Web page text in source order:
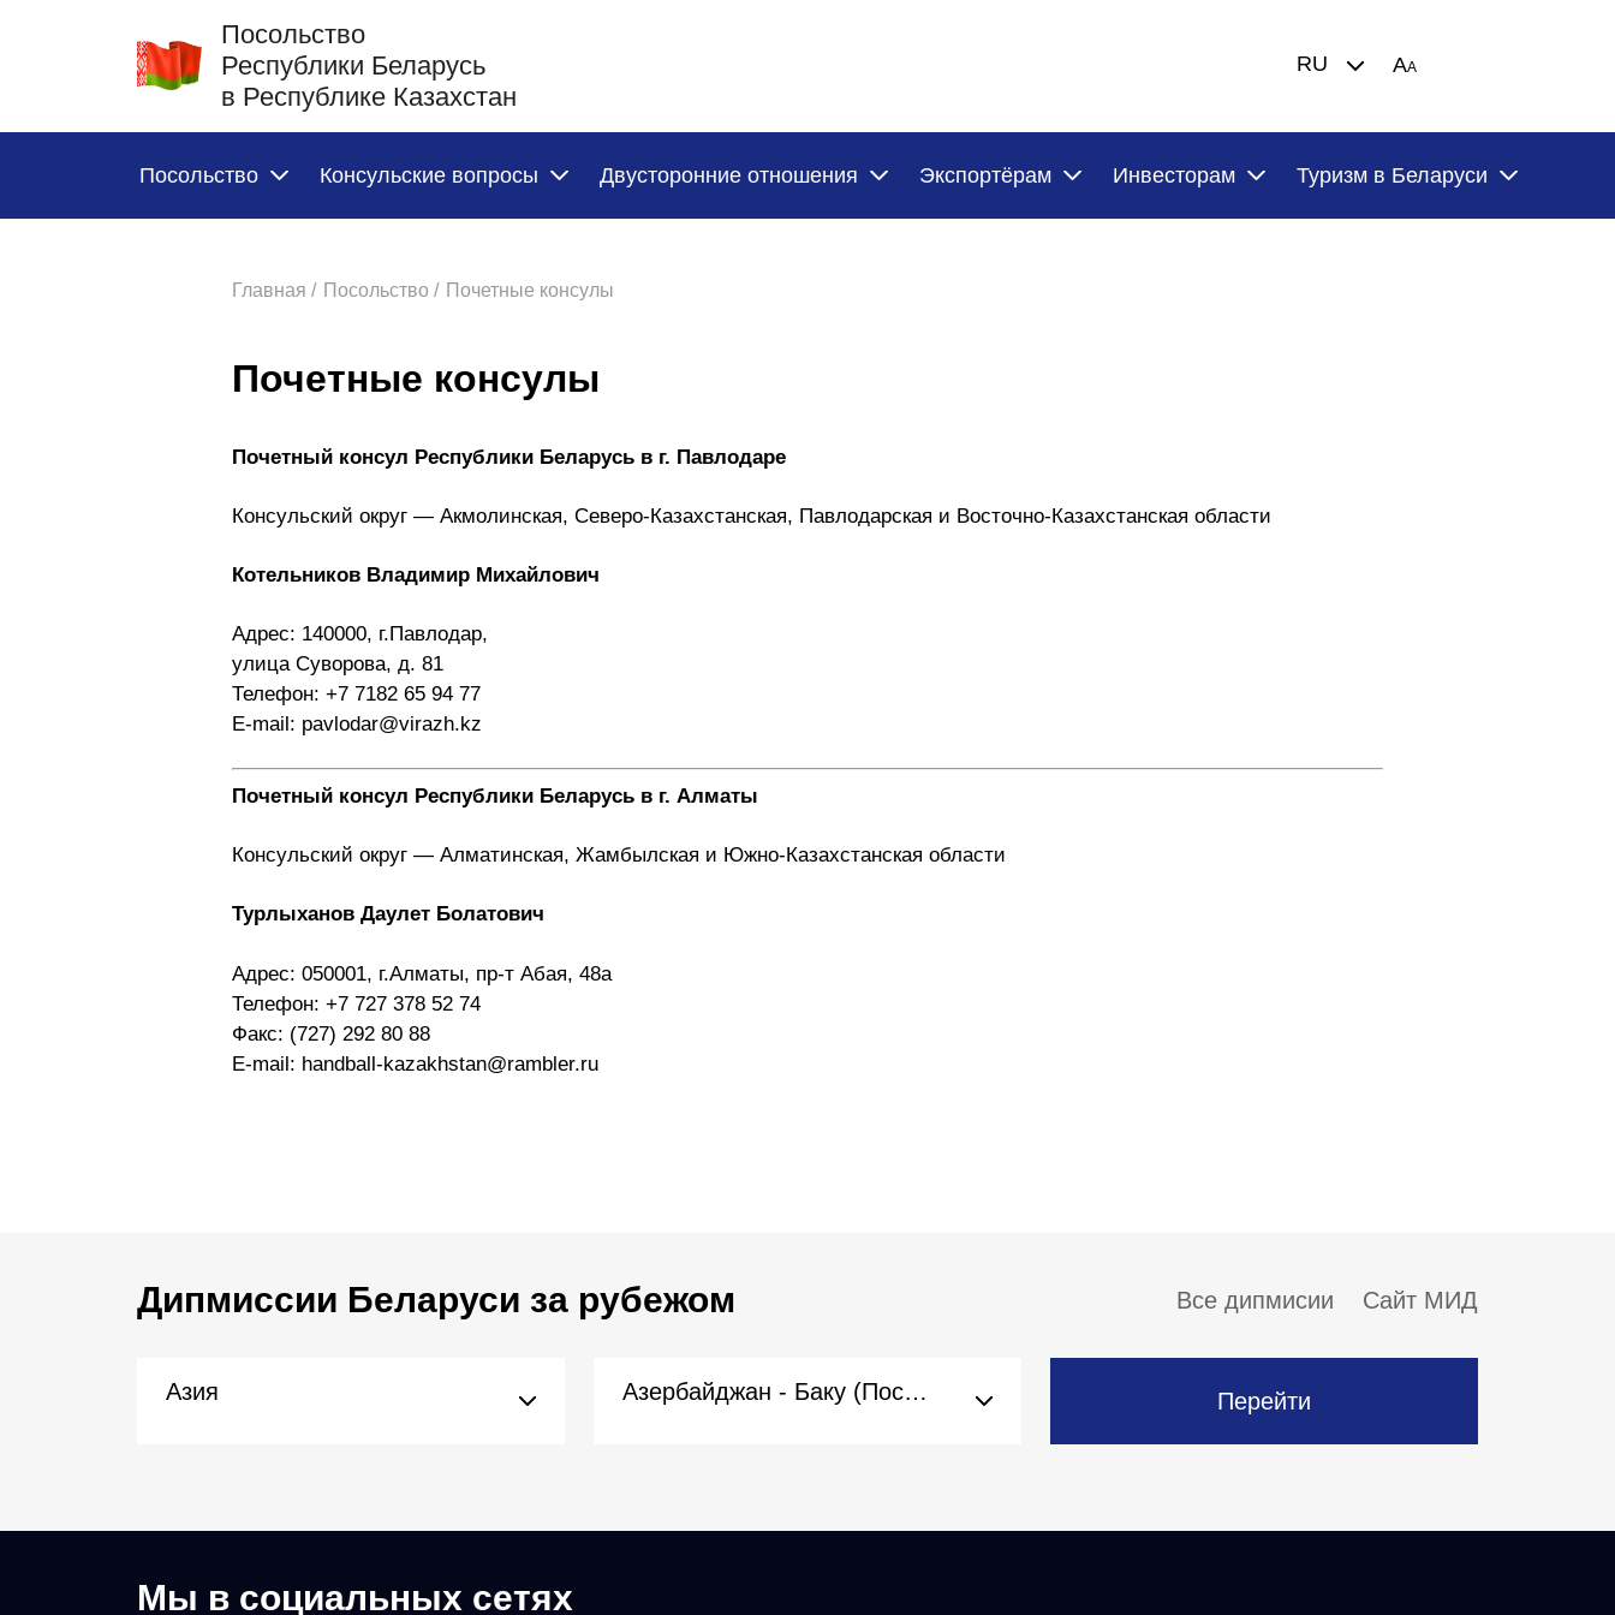
Посольство
Республики Беларусь
в Республике Казахстан
RU AA
Посольство Консульские вопросы Двусторонние отношения Экспортёрам Инвесторам Туризм в Беларуси
Главная / Посольство / Почетные консулы
Почетные консулы
Почетный консул Республики Беларусь в г. Павлодаре
Консульский округ — Акмолинская, Северо-Казахстанская, Павлодарская и Восточно-Казахстанская области
Котельников Владимир Михайлович
Адрес: 140000, г.Павлодар,
улица Суворова, д. 81
Телефон: +7 7182 65 94 77
E-mail: pavlodar@virazh.kz
Почетный консул Республики Беларусь в г. Алматы
Консульский округ — Алматинская, Жамбылская и Южно-Казахстанская области
Турлыханов Даулет Болатович
Адрес: 050001, г.Алматы, пр-т Абая, 48а
Телефон: +7 727 378 52 74
Факс: (727) 292 80 88
Е-mail: handball-kazakhstan@rambler.ru
Дипмиссии Беларуси за рубежом Все дипмисии Сайт МИД
Азия Азербайджан - Баку (Посольство) Перейти
Мы в социальных сетях